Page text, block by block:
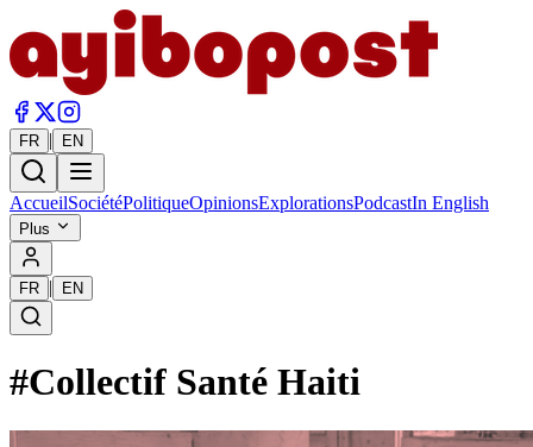
FR | EN
AccueilSociétéPolitiqueOpinionsExplorationsPodcastIn English
Plus
FR | EN
#Collectif Santé Haiti